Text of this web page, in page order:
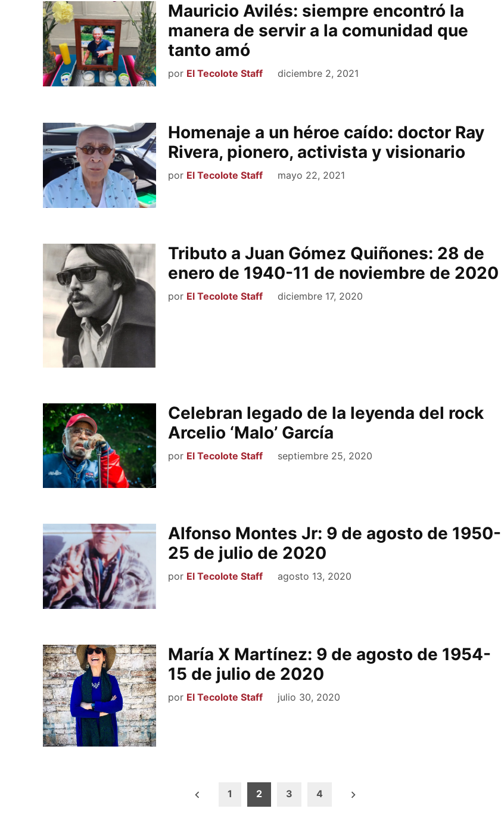
Mauricio Avilés: siempre encontró la
manera de servir a la comunidad que
tanto amó
por El Tecolote Staff diciembre 2, 2021
Homenaje a un héroe caído: doctor Ray
Rivera, pionero, activista y visionario
por El Tecolote Staff mayo 22, 2021
Tributo a Juan Gómez Quiñones: 28 de
enero de 1940-11 de noviembre de 2020
por El Tecolote Staff diciembre 17, 2020
Celebran legado de la leyenda del rock
Arcelio ‘Malo’ García
por El Tecolote Staff septiembre 25, 2020
Alfonso Montes Jr: 9 de agosto de 1950-
25 de julio de 2020
por El Tecolote Staff agosto 13, 2020
María X Martínez: 9 de agosto de 1954-
15 de julio de 2020
por El Tecolote Staff julio 30, 2020
1 2 3 4